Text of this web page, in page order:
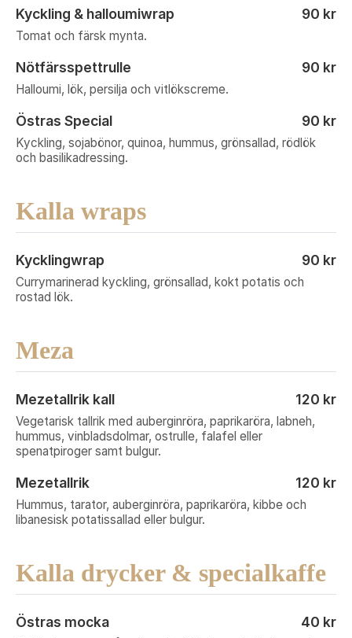
Kyckling & halloumiwrap 90 kr
Tomat och färsk mynta.
Nötfärsspettrulle 90 kr
Halloumi, lök, persilja och vitlökscreme.
Östras Special 90 kr
Kyckling, sojabönor, quinoa, hummus, grönsallad, rödlök
och basilikadressing.
Kalla wraps
Kycklingwrap 90 kr
Currymarinerad kyckling, grönsallad, kokt potatis och
rostad lök.
Meza
Mezetallrik kall 120 kr
Vegetarisk tallrik med auberginröra, paprikaröra, labneh,
hummus, vinbladsdolmar, ostrulle, falafel eller
spenatpiroger samt bulgur.
Mezetallrik 120 kr
Hummus, tarator, auberginröra, paprikaröra, kibbe och
libanesisk potatissallad eller bulgur.
Kalla drycker & specialkaffe
Östras mocka 40 kr